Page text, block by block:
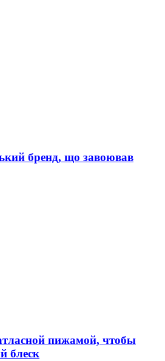
бренд, що завоював
пижамой, чтобы
блеск